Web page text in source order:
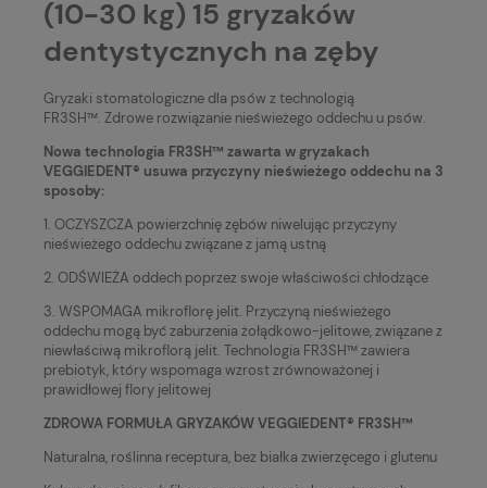
(10-30 kg) 15 gryzaków
dentystycznych na zęby
Gryzaki stomatologiczne dla psów z technologią
FR3SH™. Zdrowe rozwiązanie nieświeżego oddechu u psów.
Nowa technologia FR3SH™ zawarta w gryzakach
VEGGIEDENT® usuwa przyczyny nieświeżego oddechu na 3
sposoby:
1. OCZYSZCZA powierzchnię zębów niwelując przyczyny
nieświeżego oddechu związane z jamą ustną
2. ODŚWIEŻA oddech poprzez swoje właściwości chłodzące
3. WSPOMAGA mikroflorę jelit. Przyczyną nieświeżego
oddechu mogą być zaburzenia żołądkowo-jelitowe, związane z
niewłaściwą mikroflorą jelit. Technologia FR3SH™ zawiera
prebiotyk, który wspomaga wzrost zrównoważonej i
prawidłowej flory jelitowej
ZDROWA FORMUŁA GRYZAKÓW VEGGIEDENT® FR3SH™
Naturalna, roślinna receptura, bez białka zwierzęcego i glutenu